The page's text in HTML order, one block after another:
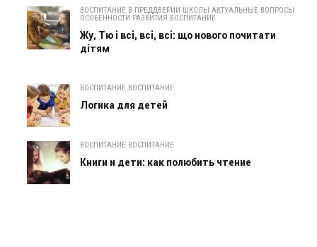
ВОСПИТАНИЕ В ПРЕДДВЕРИИ ШКОЛЫ АКТУАЛЬНЫЕ ВОПРОСЫ
ОСОБЕННОСТИ РАЗВИТИЯ ВОСПИТАНИЕ
Жу, Тю і всі, всі, всі: що нового почитати
дітям
ВОСПИТАНИЕ ВОСПИТАНИЕ
Логика для детей
ВОСПИТАНИЕ ВОСПИТАНИЕ
Книги и дети: как полюбить чтение